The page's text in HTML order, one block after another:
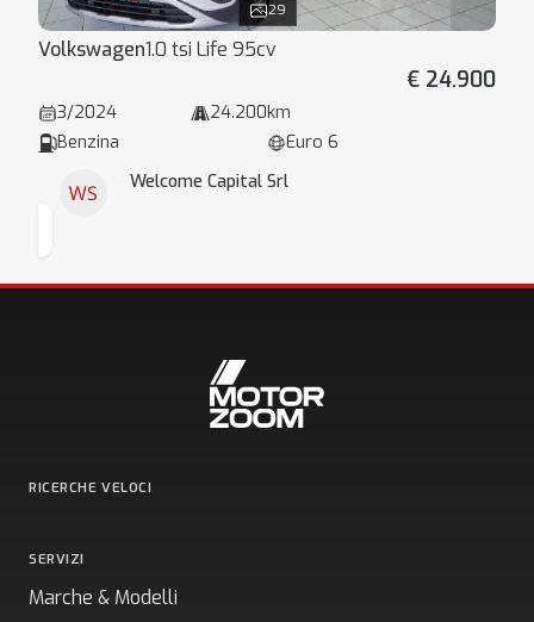
29
Volkswagen1.0 tsi Life 95cv
€ 24.900
3/2024
24.200km
Benzina
Euro 6
Welcome Capital Srl
RICERCHE VELOCI
SERVIZI
Marche & Modelli